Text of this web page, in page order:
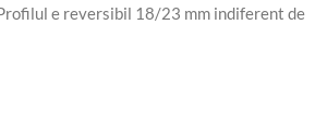
e reversibil 18/23 mm indiferent de